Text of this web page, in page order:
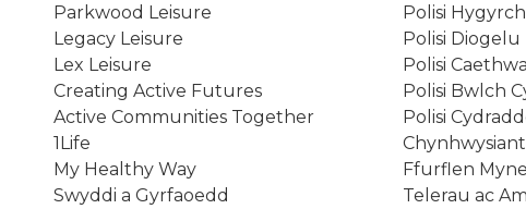
Parkwood Leisure
Legacy Leisure
Lex Leisure
Creating Active Futures
Active Communities Together
1Life
My Healthy Way
Swyddi a Gyrfaoedd
Polisi
Polisi Diogelu
Polisi
Polisi Bwlch
Polisi
Chynhwysiant
Ffurflen
Telerau ac